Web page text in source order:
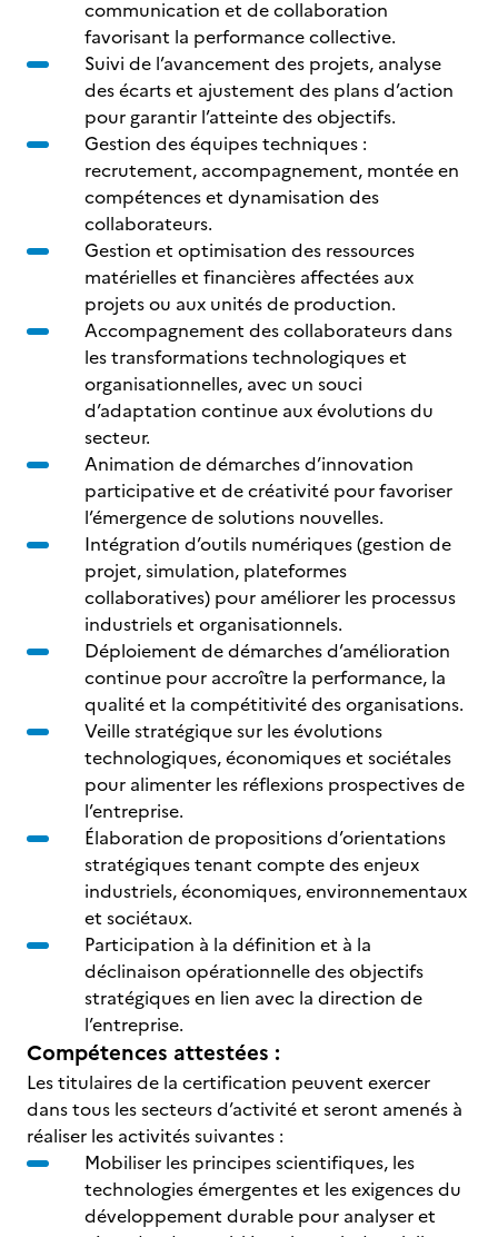
communication et de collaboration
favorisant la performance collective.
Suivi de l’avancement des projets, analyse
des écarts et ajustement des plans d’action
pour garantir l’atteinte des objectifs.
Gestion des équipes techniques :
recrutement, accompagnement, montée en
compétences et dynamisation des
collaborateurs.
Gestion et optimisation des ressources
matérielles et financières affectées aux
projets ou aux unités de production.
Accompagnement des collaborateurs dans
les transformations technologiques et
organisationnelles, avec un souci
d’adaptation continue aux évolutions du
secteur.
Animation de démarches d’innovation
participative et de créativité pour favoriser
l’émergence de solutions nouvelles.
Intégration d’outils numériques (gestion de
projet, simulation, plateformes
collaboratives) pour améliorer les processus
industriels et organisationnels.
Déploiement de démarches d’amélioration
continue pour accroître la performance, la
qualité et la compétitivité des organisations.
Veille stratégique sur les évolutions
technologiques, économiques et sociétales
pour alimenter les réflexions prospectives de
l’entreprise.
Élaboration de propositions d’orientations
stratégiques tenant compte des enjeux
industriels, économiques, environnementaux
et sociétaux.
Participation à la définition et à la
déclinaison opérationnelle des objectifs
stratégiques en lien avec la direction de
l’entreprise.
Compétences attestées :
Les titulaires de la certification peuvent exercer
dans tous les secteurs d’activité et seront amenés à
réaliser les activités suivantes :
Mobiliser les principes scientifiques, les
technologies émergentes et les exigences du
développement durable pour analyser et